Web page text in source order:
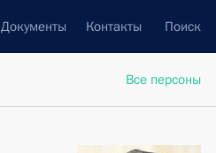
Документы Контакты Поиск
Все персоны